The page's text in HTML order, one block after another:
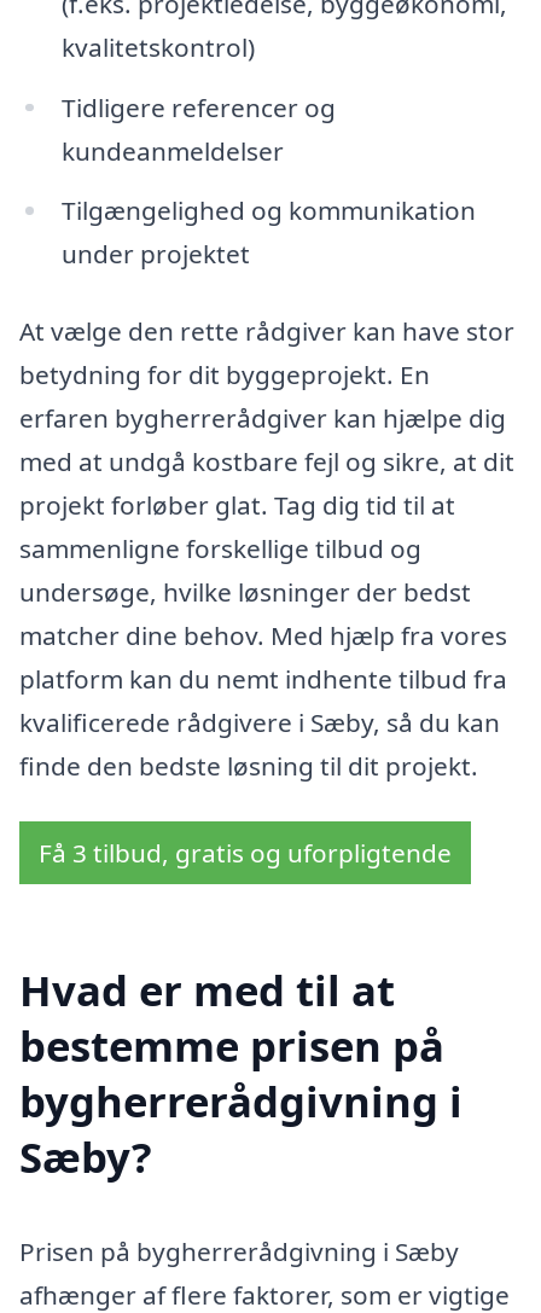
kvalitetskontrol)
Tidligere referencer og
kundeanmeldelser
Tilgængelighed og kommunikation
under projektet
At vælge den rette rådgiver kan have stor
betydning for dit byggeprojekt. En
erfaren bygherrerådgiver kan hjælpe dig
med at undgå kostbare fejl og sikre, at dit
projekt forløber glat. Tag dig tid til at
sammenligne forskellige tilbud og
undersøge, hvilke løsninger der bedst
matcher dine behov. Med hjælp fra vores
platform kan du nemt indhente tilbud fra
kvalificerede rådgivere i Sæby, så du kan
finde den bedste løsning til dit projekt.
Få 3 tilbud, gratis og uforpligtende
Hvad er med til at
bestemme prisen på
bygherrerådgivning i
Sæby?
Prisen på bygherrerådgivning i Sæby
afhænger af flere faktorer, som er vigtige